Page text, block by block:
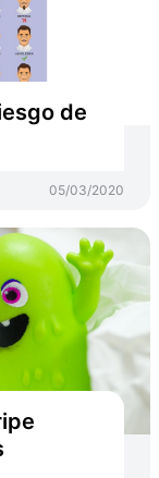
de
05/03/2020